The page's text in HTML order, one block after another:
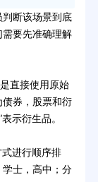
断该场景到底
要先准确理解
直接使用原始
券，股票和衍
示衍生品。
进行顺序排
士，高中；分